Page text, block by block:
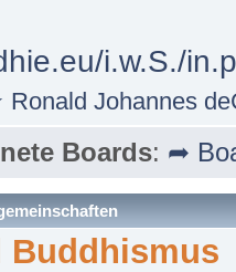
i.w.S./
Johannes
Boards: ➦
Buddhismus